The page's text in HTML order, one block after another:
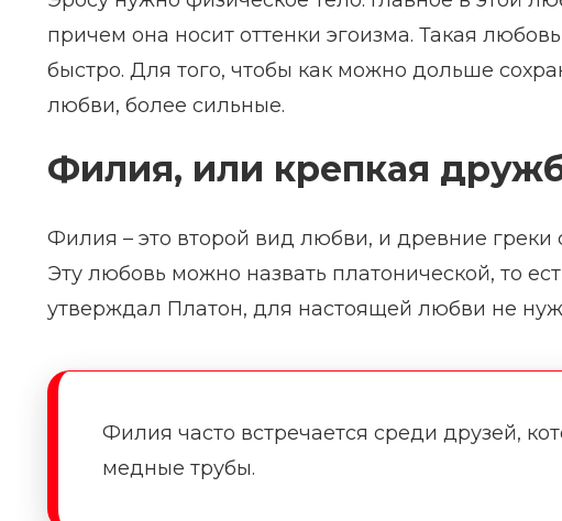
причем она носит оттенки эгоизма. Такая
быстро. Для того, чтобы как можно дольше
любви, более сильные.
Филия, или крепкая
Филия – это второй вид любви, и древние
Эту любовь можно назвать платонической, то
утверждал Платон, для настоящей любви не
Филия часто встречается среди друзей,
медные трубы.